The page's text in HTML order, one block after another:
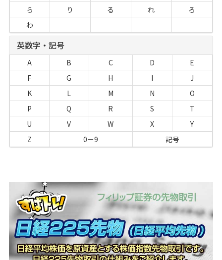
ら
り る れ
ろ
わ
英数字・記号
A B C D
E
F
G H I
J
K
L M N
O
P
Q R S
T
U
V W X
Y
Z
0－9 記号